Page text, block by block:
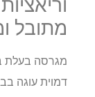
מתובל
מגרסה בעלת
דמוית עוגה